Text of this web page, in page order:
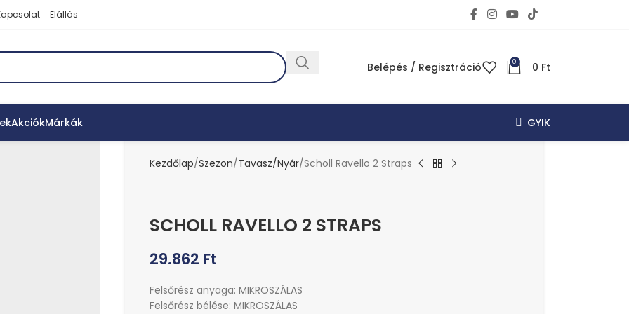
Elállás
Belépés / Regisztráció 0 0 Ft
AkciókMárkák GYIK
Kezdőlap Szezon Tavasz/Nyár Scholl Ravello 2 Straps
SCHOLL RAVELLO 2 STRAPS
29.862 Ft
Felsőrész anyaga: MIKROSZÁLAS
Felsőrész bélése: MIKROSZÁLAS